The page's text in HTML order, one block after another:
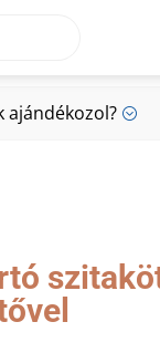
ajándékozol? ;